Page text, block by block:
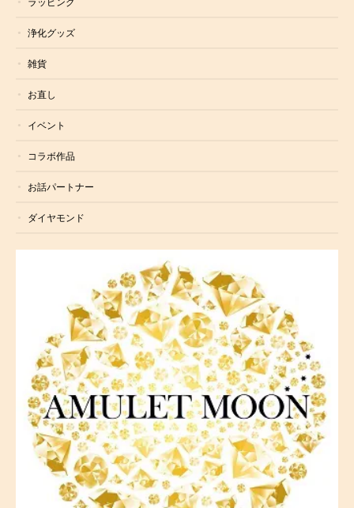
浄化グッズ
雑貨
お直し
イベント
コラボ作品
お話パートナー
ダイヤモンド